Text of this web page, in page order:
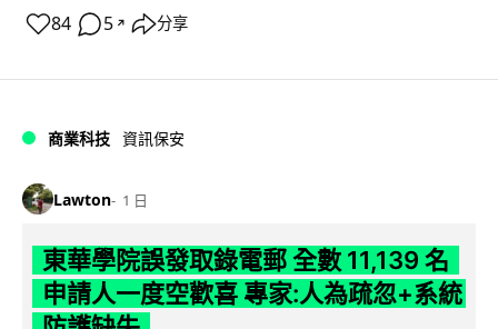
84 5 ↗ 分享
商業科技 資訊保安
Lawton 1 日
東華學院誤發取錄電郵 全數 11,139 名
申請人一度空歡喜 專家:人為疏忽+系統